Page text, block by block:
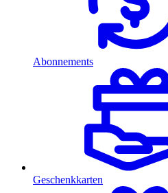
Abonnements
Geschenkkarten